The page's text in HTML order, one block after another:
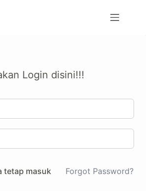
Login disini!!!
tetap masuk Forgot Password?